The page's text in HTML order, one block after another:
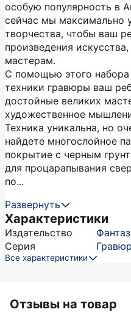
особую популярность в
сейчас мы максимально
творчества, чтобы ваш
произведения
мастерам.
С помощью этого
техники гравюры ваш
достойные великих
художественное
Техника уникальна, но
найдете многослойное
покрытие с черным
для процарапывания
по...
Развернуть
Характеристики
Издательство
Серия
Все характеристики
Отзывы на товар